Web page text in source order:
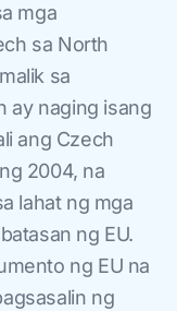
mga
sa North
sa
ay naging isang
ang Czech
2004, na
lahat ng mga
ng EU.
ng EU na
ng